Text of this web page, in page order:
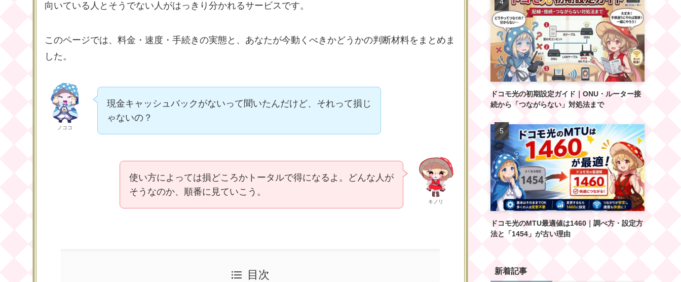
向いている人とそうでない人がはっきり分かれるサービスです。
このページでは、料金・速度・手続きの実態と、あなたが今動くべきかどうかの判断材料をまとめま
した。
ノココ
現金キャッシュバックがないって聞いたんだけど、それって損じ
ゃないの？
キノリ
使い方によっては損どころかトータルで得になるよ。どんな人が
そうなのか、順番に見ていこう。
目次
ドコモ光の初期設定ガイド｜ONU・ルーター接
続から「つながらない」対処法まで
ドコモ光のMTU最適値は1460｜調べ方・設定方
法と「1454」が古い理由
新着記事